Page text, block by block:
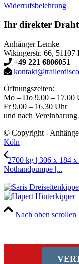
Widerrufsbelehrung
Ihr direkter
Anhänger Lemke
Wikingerstr. 66, 51107
+49 221 6806051
Öffnungszeiten:
Mo – Do 9.00 – 17.00
Fr 9.00 – 16.30 Uhr
und nach Vereinbarung
© Copyright -
Köln
2700 kg | 306 x 184
Nothandpumpe |...
Nach oben scrollen